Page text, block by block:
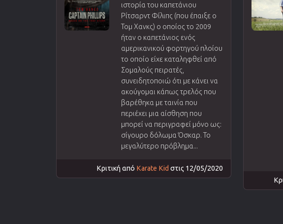
ιστορία του καπετάνιου
Ρίτσαρντ Φίλιπς (που έπαιξε ο
Τομ Χανκς) ο οποίος το 2009
ήταν ο καπετάνιος ενός
αμερικανικού φορτηγού πλοίου
το οποίο είχε καταληφθεί από
Σομαλούς πειρατές,
συνειδητοποιώ ότι με κάνει να
ακούγομαι κάπως τρελός που
βαρέθηκα με ταινία που
περιέχει μια αίσθηση που
μπορεί να περιγραφεί μόνο ως:
σίγουρο δόλωμα Όσκαρ. Το
μεγαλύτερο πρόβλημα...
Κριτική από Karate Kid στις 12/05/2020